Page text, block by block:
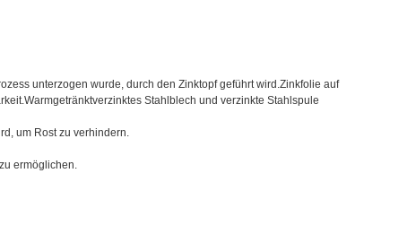
unterzogen wurde, durch den Zinktopf geführt wird.Zinkfolie auf
Stahlblech und verzinkte Stahlspule
um Rost zu verhindern.
ermöglichen.